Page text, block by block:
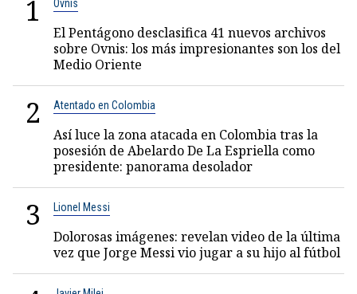
1 Ovnis
El Pentágono desclasifica 41 nuevos archivos
sobre Ovnis: los más impresionantes son los del
Medio Oriente
2 Atentado en Colombia
Así luce la zona atacada en Colombia tras la
posesión de Abelardo De La Espriella como
presidente: panorama desolador
3 Lionel Messi
Dolorosas imágenes: revelan video de la última
vez que Jorge Messi vio jugar a su hijo al fútbol